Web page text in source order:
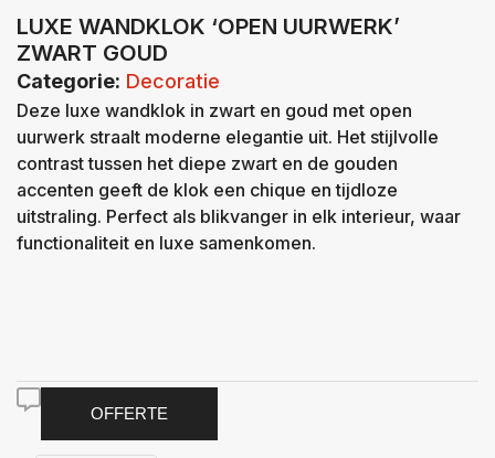
LUXE WANDKLOK ‘OPEN UURWERK’
ZWART GOUD
Categorie: Decoratie
Deze luxe wandklok in zwart en goud met open
uurwerk straalt moderne elegantie uit. Het stijlvolle
contrast tussen het diepe zwart en de gouden
accenten geeft de klok een chique en tijdloze
uitstraling. Perfect als blikvanger in elk interieur, waar
functionaliteit en luxe samenkomen.
OFFERTE